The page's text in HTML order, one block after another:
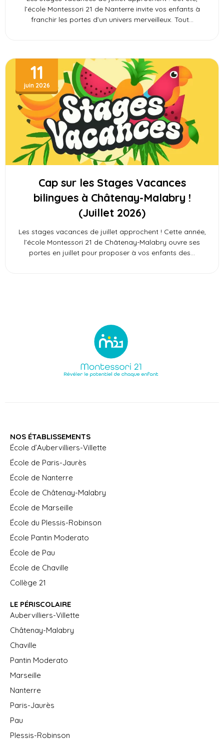
l’école Montessori 21 de Nanterre invite vos enfants à
franchir les portes d’un univers merveilleux. Tout
Cap sur les Stages Vacances
bilingues à Châtenay-Malabry !
(Juillet 2026)
11
juin 2026
Les stages vacances de juillet approchent ! Cette année,
l’école Montessori 21 de Châtenay-Malabry ouvre ses
portes en juillet pour proposer à vos enfants des
NOS ÉTABLISSEMENTS
École d’Aubervilliers-Villette
École de Paris-Jaurès
École de Nanterre
École de Châtenay-Malabry
École de Marseille
École du Plessis-Robinson
École Pantin Moderato
École de Pau
École de Chaville
Collège 21
LE PÉRISCOLAIRE
Aubervilliers-Villette
Châtenay-Malabry
Chaville
Pantin Moderato
Marseille
Nanterre
Paris-Jaurès
Pau
Plessis-Robinson